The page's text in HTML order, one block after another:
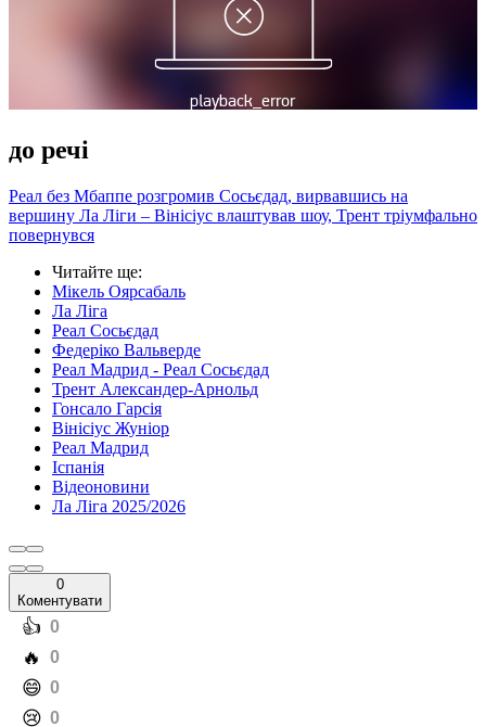
до речі
Реал без Мбаппе розгромив Сосьєдад, вирвавшись на
вершину Ла Ліги – Вінісіус влаштував шоу, Трент тріумфально
повернувся
Читайте ще:
Мікель Оярсабаль
Ла Ліга
Реал Сосьєдад
Федеріко Вальверде
Реал Мадрид - Реал Сосьєдад
Трент Александер-Арнольд
Гонсало Гарсія
Вінісіус Жуніор
Реал Мадрид
Іспанія
Відеоновини
Ла Ліга 2025/2026
0
Коментувати
️👍 0
️🔥 0
️😄 0
️😢 0